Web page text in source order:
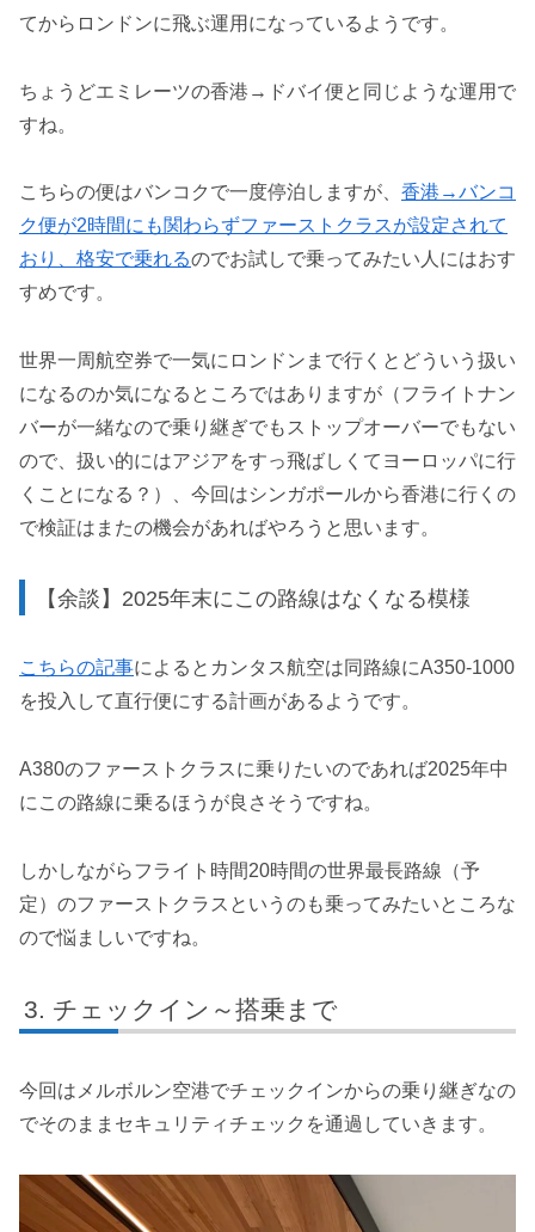
てからロンドンに飛ぶ運用になっているようです。
ちょうどエミレーツの香港→ドバイ便と同じような運用で
すね。
こちらの便はバンコクで一度停泊しますが、 香港→バンコ
ク便が2時間にも関わらずファーストクラスが設定されて
おり、格安で乗れるのでお試しで乗ってみたい人にはおす
すめです。
世界一周航空券で一気にロンドンまで行くとどういう扱い
になるのか気になるところではありますが（フライトナン
バーが一緒なので乗り継ぎでもストップオーバーでもない
ので、扱い的にはアジアをすっ飛ばしくてヨーロッパに行
くことになる？）、今回はシンガポールから香港に行くの
で検証はまたの機会があればやろうと思います。
【余談】2025年末にこの路線はなくなる模様
こちらの記事によるとカンタス航空は同路線にA350-1000
を投入して直行便にする計画があるようです。
A380のファーストクラスに乗りたいのであれば2025年中
にこの路線に乗るほうが良さそうですね。
しかしながらフライト時間20時間の世界最長路線（予
定）のファーストクラスというのも乗ってみたいところな
ので悩ましいですね。
チェックイン～搭乗まで
今回はメルボルン空港でチェックインからの乗り継ぎなの
でそのままセキュリティチェックを通過していきます。